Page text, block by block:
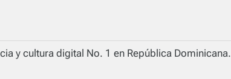
y cultura digital No. 1 en República Dominicana.